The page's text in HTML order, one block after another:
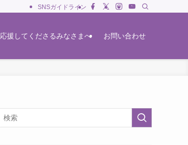
SNSガイドライン
応援してくださるみなさまへ お問い合わせ